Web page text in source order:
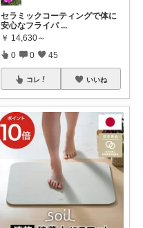
セラミックコーティングで体に
安心なフライパ ...
￥ 14,630～
0 0 45
コレ いいね